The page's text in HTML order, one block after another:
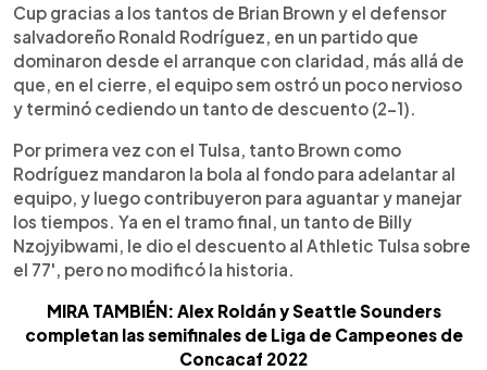
Cup gracias a los tantos de Brian Brown y el defensor
salvadoreño Ronald Rodríguez, en un partido que
dominaron desde el arranque con claridad, más allá de
que, en el cierre, el equipo sem ostró un poco nervioso
y terminó cediendo un tanto de descuento (2-1).
Por primera vez con el Tulsa, tanto Brown como
Rodríguez mandaron la bola al fondo para adelantar al
equipo, y luego contribuyeron para aguantar y manejar
los tiempos. Ya en el tramo final, un tanto de Billy
Nzojyibwami, le dio el descuento al Athletic Tulsa sobre
el 77', pero no modificó la historia.
MIRA TAMBIÉN: Alex Roldán y Seattle Sounders
completan las semifinales de Liga de Campeones de
Concacaf 2022